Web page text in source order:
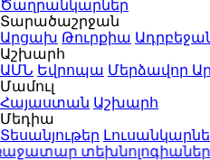
Ծաղրանկարներ
Տարածաշրջան
Արցախ Թուրքիա
Աշխարհ
ԱՄՆ Եվրոպա Մերձավոր
Մամուլ
Հայաստան Աշխարհ
Մեդիա
Տեսանյութեր
տեխնոլոգիաներ2:00